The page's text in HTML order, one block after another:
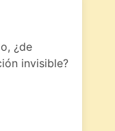
¿de
invisible?